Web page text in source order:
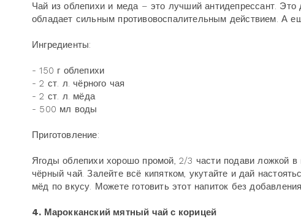
Чай из облепихи и меда – это лучший антидепрессант.
обладает сильным противовоспалительным действием. А
Ингредиенты:
- 150 г облепихи
- 2 ст. л. чёрного чая
- 2 ст. л. мёда
- 500 мл воды
Приготовление:
Ягоды облепихи хорошо промой, 2/3 части подави ложкой
чёрный чай. Залейте всё кипятком, укутайте и дай
мёд по вкусу. Можете готовить этот напиток без
4. Марокканский мятный чай с корицей